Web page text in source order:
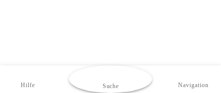
Hilfe Suche Navigation